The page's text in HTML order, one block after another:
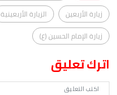
زيارة الأربعين
الزيارة الأربعينية
زيارة الإمام الحسين (ع)
اترك تعليق